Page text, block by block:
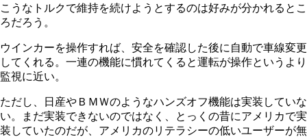
こうなトルクで維持を続けようとするのは好みが分かれるとこ
ろだろう。
ウインカーを操作すれば、安全を確認した後に自動で車線変更
してくれる。一連の機能に慣れてくると運転が操作というより
監視に近い。
ただし、日産やＢＭＷのようなハンズオフ機能は実装していな
い。まだ実装できないのではなく、とっくの昔にアメリカで実
装していたのだが、アメリカのリテラシーの低いユーザーが無